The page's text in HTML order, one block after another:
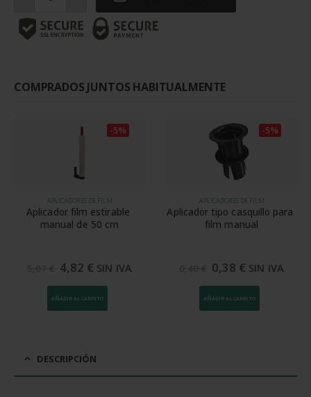
manual
2,2
Kg
23
COMPRADOS JUNTOS HABITUALMENTE
APLICADORES DE FILM
Aplicador film estirable
manual de 50 cm
El
precio
original
era:
5,07 €.
4,82 € El
actual
es:
4,82 €.
SIN IVA
-5%
AÑADIR AL CARRITO
APLICADORES DE FILM
Aplicador tipo casquillo para
film manual
El
precio
original
era:
0,40 €.
0,38 € El
actual
es:
0,38 €.
SIN IVA
-5%
AÑADIR AL CARRITO
DESCRIPCIÓN